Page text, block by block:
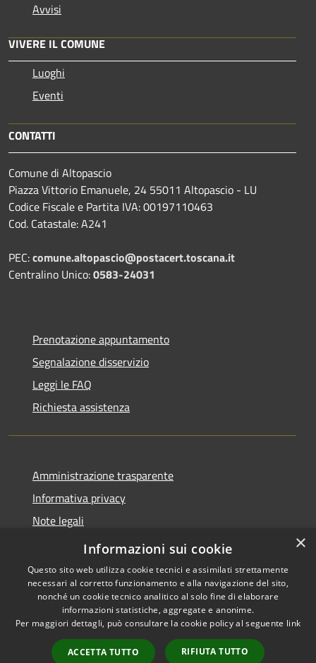
Avvisi
VIVERE IL COMUNE
Luoghi
Eventi
CONTATTI
Comune di Altopascio
Piazza Vittorio Emanuele, 24 55011 Altopascio - LU
Codice Fiscale e Partita IVA: 00197110463
Cod. Catastale: A241
PEC:comune.altopascio@postacert.toscana.it
Centralino Unico:0583-24031
Prenotazione appuntamento
Segnalazione disservizio
Leggi le FAQ
Richiesta assistenza
Amministrazione trasparente
Informativa privacy
Note legali
Dichiarazione di accessibilità
Accessibilità
Copyright © 2026 • Comune di
Altopascio • Powered by
Municipium•
Accesso
×
Informazioni sui cookie
Questo sito web utilizza cookie tecnici e assimilati strettamente
necessari al corretto funzionamento e alla navigazione del sito,
nonché un cookie tecnico analitico al solo fine di elaborare
informazioni statistiche, aggregate e anonime.
Per maggiori dettagli, può consultare la cookie policy al seguente link
ACCETTA TUTTO RIFIUTA TUTTO